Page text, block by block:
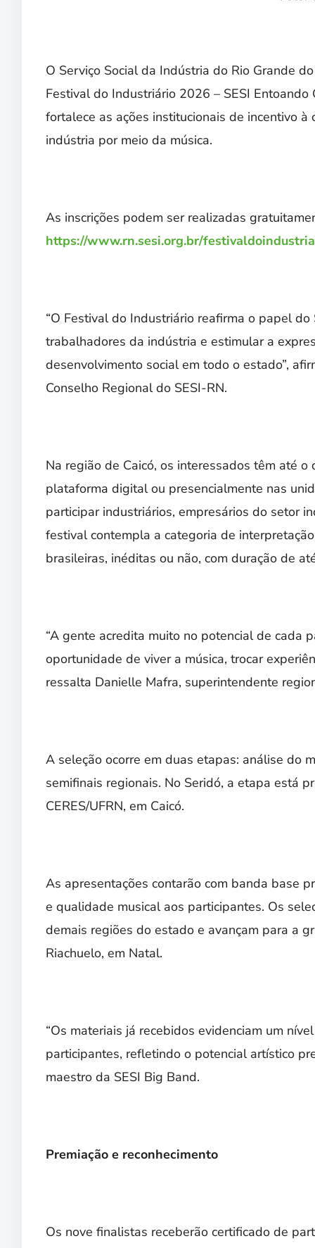
O Serviço Social da Indústria do Rio Grande
Festival do Industriário 2026 – SESI
fortalece as ações institucionais de incentivo
indústria por meio da música.
As inscrições podem ser realizadas
https://www.rn.sesi.org.br/
“O Festival do Industriário reafirma o papel
trabalhadores da indústria e estimular a
desenvolvimento social em todo o estado”,
Conselho Regional do SESI-RN.
Na região de Caicó, os interessados têm até
plataforma digital ou presencialmente nas
participar industriários, empresários do setor
festival contempla a categoria de
brasileiras, inéditas ou não, com duração de
“A gente acredita muito no potencial de cada
oportunidade de viver a música, trocar
ressalta Danielle Mafra, superintendente
A seleção ocorre em duas etapas: análise do
semifinais regionais. No Seridó, a etapa está
CERES/UFRN, em Caicó.
As apresentações contarão com banda base
e qualidade musical aos participantes. Os
demais regiões do estado e avançam para a
Riachuelo, em Natal.
“Os materiais já recebidos evidenciam um
participantes, refletindo o potencial artístico
maestro da SESI Big Band.
Premiação e reconhecimento
Os nove finalistas receberão certificado de